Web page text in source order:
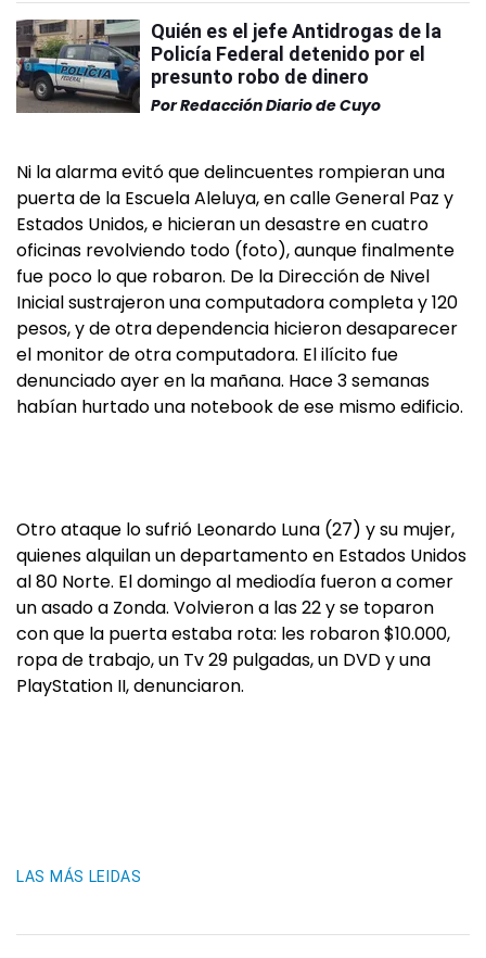
Quién es el jefe Antidrogas de la
Policía Federal detenido por el
presunto robo de dinero
PorRedacción Diario de Cuyo
Ni la alarma evitó que delincuentes rompieran una
puerta de la Escuela Aleluya, en calle General Paz y
Estados Unidos, e hicieran un desastre en cuatro
oficinas revolviendo todo (foto), aunque finalmente
fue poco lo que robaron. De la Dirección de Nivel
Inicial sustrajeron una computadora completa y 120
pesos, y de otra dependencia hicieron desaparecer
el monitor de otra computadora. El ilícito fue
denunciado ayer en la mañana. Hace 3 semanas
habían hurtado una notebook de ese mismo edificio.
Otro ataque lo sufrió Leonardo Luna (27) y su mujer,
quienes alquilan un departamento en Estados Unidos
al 80 Norte. El domingo al mediodía fueron a comer
un asado a Zonda. Volvieron a las 22 y se toparon
con que la puerta estaba rota: les robaron $10.000,
ropa de trabajo, un Tv 29 pulgadas, un DVD y una
PlayStation II, denunciaron.
LAS MÁS LEIDAS